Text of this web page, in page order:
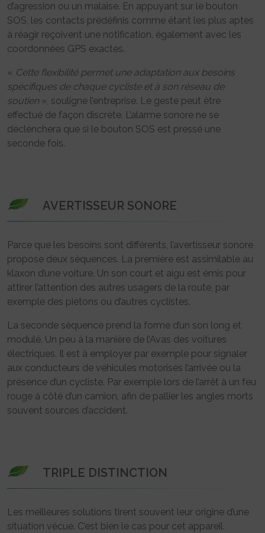
d’agression ou un malaise. En appuyant sur le bouton
SOS, les contacts prédéfinis comme étant les plus aptes
à réagir reçoivent une notification, également avec les
coordonnées GPS exactes.
« Cette flexibilité permet une adaptation aux besoins
spécifiques de chaque cycliste et à son réseau de
soutien», souligne l’entreprise. Le geste peut être
effectué de façon discrète. L’alarme sonore ne se
déclenchera que si le bouton SOS est pressé une
seconde fois.
AVERTISSEUR SONORE
Parce que les besoins sont différents, l’avertisseur sonore
propose deux séquences. La première est assimilable au
klaxon d’une voiture. Un son court et aigu est émis pour
attirer l’attention des autres usagers de la route, par
exemple des piétons ou d’autres cyclistes.
La seconde séquence prend la forme d’un son long et
modulé. Un peu à la manière de l’Avas des voitures
électriques. Il est à employer par exemple pour signaler
aux conducteurs de véhicules motorisés l’arrivée ou la
présence d’un cycliste. Par exemple lors de l’arrêt à un feu
rouge à côté d’un camion, afin de pallier les angles morts
souvent sources d’accident.
TRIPLE DISTINCTION
Les meilleures solutions tirent souvent leur origine d’une
situation vécue. C’est bien le cas pour cet appareil.